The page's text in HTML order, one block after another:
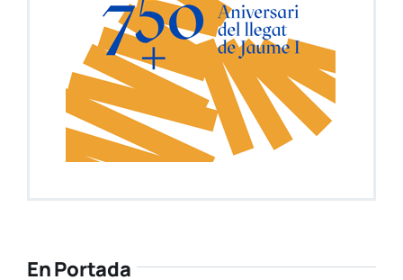
En Portada